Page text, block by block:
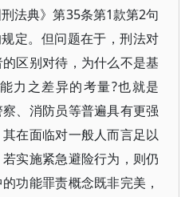
法典》第35条第1款第2句
定。但问题在于，刑法对
区别对待，为什么不是基
力之差异的考量?也就是
、消防员等普遍具有更强
在面临对一般人而言足以
实施紧急避险行为，则仍
功能罪责概念既非完美，